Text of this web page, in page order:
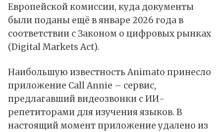
Европейской комиссии, куда документы
были поданы ещё в январе 2026 года в
соответствии с Законом о цифровых рынках
(Digital Markets Act).
Наибольшую известность Animato принесло
приложение Call Annie – сервис,
предлагавший видеозвонки с ИИ-
репетиторами для изучения языков. В
настоящий момент приложение удалено из